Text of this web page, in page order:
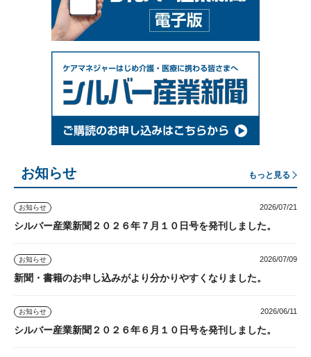
お知らせ もっと見る
お知らせ 2026/07/21
シルバー産業新聞２０２６年７月１０日号を発刊しました。
お知らせ 2026/07/09
新聞・書籍のお申し込みがより分かりやすくなりました。
お知らせ 2026/06/11
シルバー産業新聞２０２６年６月１０日号を発刊しました。